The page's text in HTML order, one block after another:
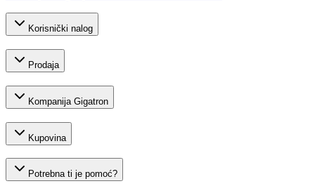
Korisnički nalog
Prodaja
Kompanija Gigatron
Kupovina
Potrebna ti je pomoć?